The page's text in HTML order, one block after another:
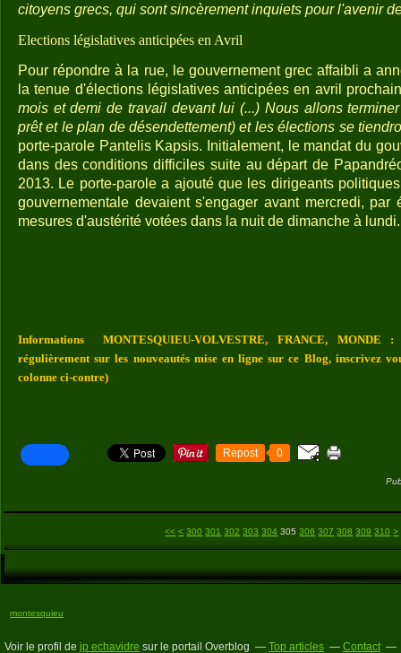
citoyens grecs, qui sont sincèrement inquiets pour l'avenir
Elections législatives anticipées en Avril
Pour répondre à la rue, le gouvernement grec affaibli a
la tenue d'élections législatives anticipées en avril
mois et demi de travail devant lui (...) Nous allons
prêt et le plan de désendettement) et les élections se
porte-parole Pantelis Kapsis. Initialement, le mandat du
dans des conditions difficiles suite au départ de
2013. Le porte-parole a ajouté que les dirigeants
gouvernementale devaient s'engager avant mercredi, par
mesures d'austérité votées dans la nuit de dimanche à lundi.
Informations MONTESQUIEU-VOLVESTRE, FRANCE, MONDE
régulièrement sur les nouveautés mise en ligne sur ce Blog, inscrivez
colonne ci-contre)
Repost 0
<< < 300 301 302 303 304 305 306 307 308 309 310 >
montesquieu
Voir le profil de jp echavidre sur le portail Overblog Top articles
Contact